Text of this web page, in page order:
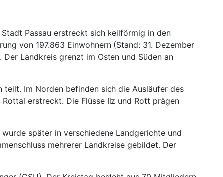
Passau erstreckt sich keilförmig in den
von 197.863 Einwohnern (Stand: 31. Dezember
Landkreis grenzt im Osten und Süden an
Im Norden befinden sich die Ausläufer des
erstreckt. Die Flüsse Ilz und Rott prägen
später in verschiedene Landgerichte und
mehrerer Landkreise gebildet. Der